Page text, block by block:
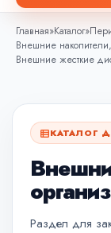
Главная»Каталог»
Внешние
Внешние жесткие
КАТАЛОГ
Раздел для